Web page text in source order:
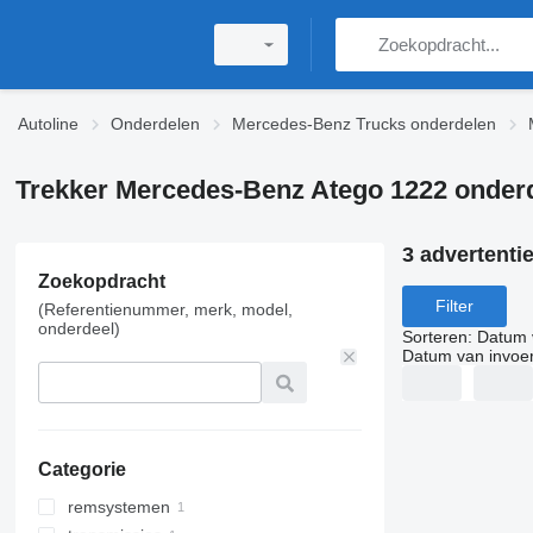
Autoline Onderdelen Mercedes-Benz Trucks onderdelen
Trekker Mercedes-Benz Atego 1222
Zoekopdracht
(Referentienummer, merk, model,
onderdeel)
Categorie
remsystemen
3
Filter
Sorteren: Datum
Datum van